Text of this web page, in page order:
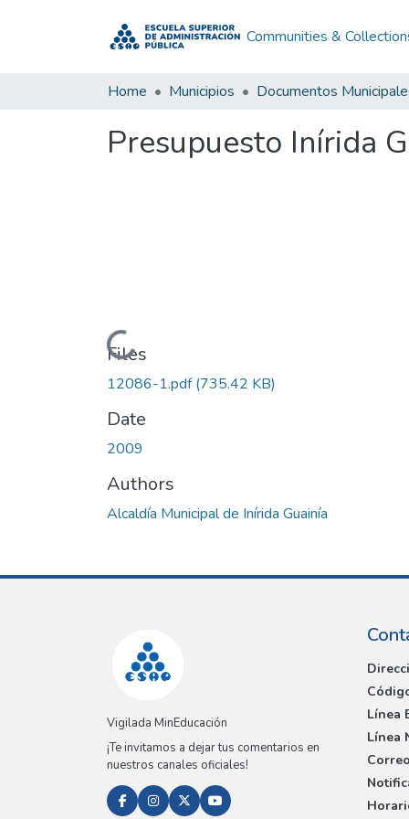
Communities &
Home Municipios Documentos
Presupuesto Inírida
Loading...
Files
12086-1.pdf(735.42 KB)
Date
2009
Authors
Alcaldía Municipal de Inírida Guainía
Vigilada MinEducación
¡Te invitamos a dejar tus comentarios en
nuestros canales oficiales!
Línea
Línea